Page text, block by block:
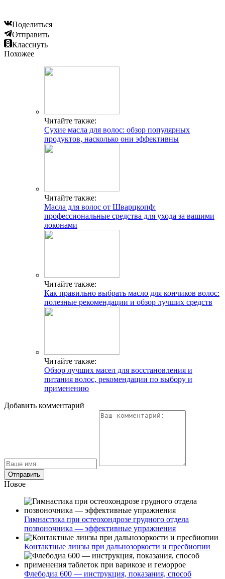
Поделиться
Отправить
Класснуть
Похожее
Читайте также:
Сухие масла для волос: обзор популярных
продуктов, насколько они эффективны
Читайте также:
Масла для волос от Шварцкопф:
профессиональные средства для ухода за вашими
локонами
Читайте также:
Как правильно выбрать масло для кончиков волос:
полезные рекомендации и обзор лучших средств
Читайте также:
Обзор лучших масел для восстановления и
питания волос, рекомендации по выбору и
применению
Добавить комментарий
Новое
Гимнастика при остеохондрозе грудного отдела
позвоночника — эффективные упражнения
Контактные линзы при дальнозоркости и пресбиопии
Флебодиа 600 — инструкция, показания, способ